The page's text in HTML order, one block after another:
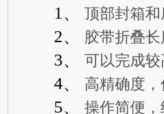
1、 顶部封箱
2、 胶带折叠长
3、 可以完成
4、 高精确度
5、 操作简便